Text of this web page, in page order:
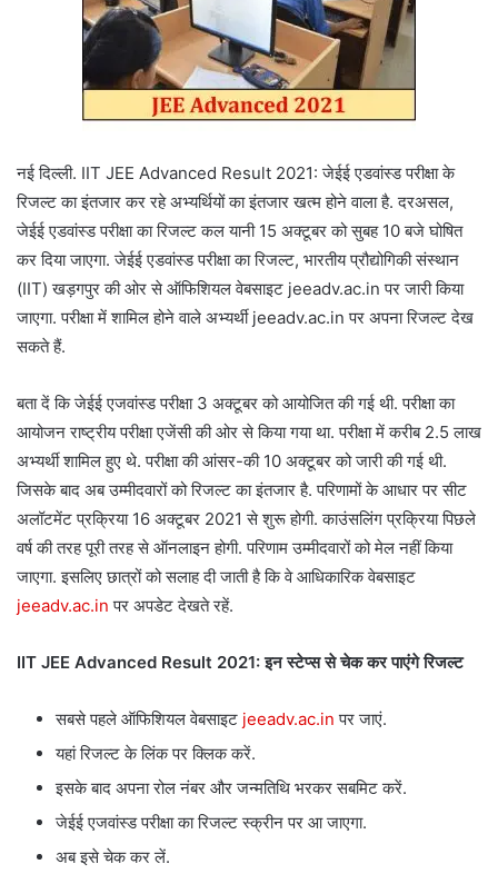
नई दिल्ली. IIT JEE Advanced Result 2021: जेईई एडवांस्ड परीक्षा के
रिजल्ट का इंतजार कर रहे अभ्यर्थियों का इंतजार खत्म होने वाला है. दरअसल,
जेईई एडवांस्ड परीक्षा का रिजल्ट कल यानी 15 अक्टूबर को सुबह 10 बजे घोषित
कर दिया जाएगा. जेईई एडवांस्ड परीक्षा का रिजल्ट, भारतीय प्रौद्योगिकी संस्थान
(IIT) खड़गपुर की ओर से ऑफिशियल वेबसाइट jeeadv.ac.in पर जारी किया
जाएगा. परीक्षा में शामिल होने वाले अभ्यर्थी jeeadv.ac.in पर अपना रिजल्ट देख
सकते हैं.
बता दें कि जेईई एजवांस्ड परीक्षा 3 अक्टूबर को आयोजित की गई थी. परीक्षा का
आयोजन राष्ट्रीय परीक्षा एजेंसी की ओर से किया गया था. परीक्षा में करीब 2.5 लाख
अभ्यर्थी शामिल हुए थे. परीक्षा की आंसर-की 10 अक्टूबर को जारी की गई थी.
जिसके बाद अब उम्मीदवारों को रिजल्ट का इंतजार है. परिणामों के आधार पर सीट
अलॉटमेंट प्रक्रिया 16 अक्टूबर 2021 से शुरू होगी. काउंसलिंग प्रक्रिया पिछले
वर्ष की तरह पूरी तरह से ऑनलाइन होगी. परिणाम उम्मीदवारों को मेल नहीं किया
जाएगा. इसलिए छात्रों को सलाह दी जाती है कि वे आधिकारिक वेबसाइट
jeeadv.ac.in पर अपडेट देखते रहें.
IIT JEE Advanced Result 2021: इन स्टेप्स से चेक कर पाएंगे रिजल्ट
सबसे पहले ऑफिशियल वेबसाइट jeeadv.ac.in पर जाएं.
यहां रिजल्ट के लिंक पर क्लिक करें.
इसके बाद अपना रोल नंबर और जन्मतिथि भरकर सबमिट करें.
जेईई एजवांस्ड परीक्षा का रिजल्ट स्क्रीन पर आ जाएगा.
अब इसे चेक कर लें.